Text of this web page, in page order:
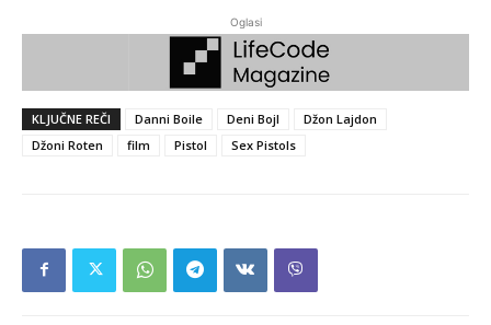
Oglasi
KLJUČNE REČI Danni Boile Deni Bojl
Džon Lajdon
Džoni Roten
film Pistol Sex Pistols